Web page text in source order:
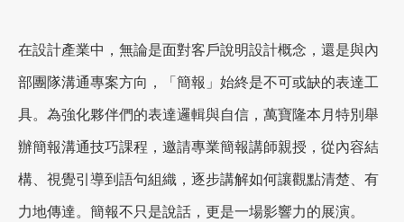
課程講座
優惠活動
聯絡我們
在設計產業中，無論是面對客戶說明設計概念，還是與內
部團隊溝通專案方向，「簡報」始終是不可或缺的表達工
具。為強化夥伴們的表達邏輯與自信，萬寶隆本月特別舉
辦簡報溝通技巧課程，邀請專業簡報講師親授，從內容結
構、視覺引導到語句組織，逐步講解如何讓觀點清楚、有
力地傳達。簡報不只是說話，更是一場影響力的展演。